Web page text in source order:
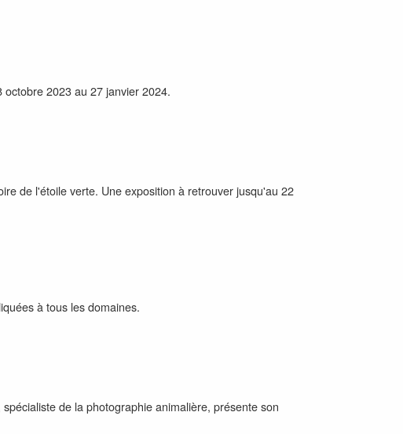
2023 au 27 janvier 2024.
de l'étoile verte. Une exposition à retrouver jusqu'au 22
à tous les domaines.
de la photographie animalière, présente son